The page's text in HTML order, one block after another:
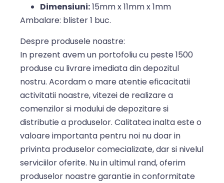
Dimensiuni:15mm x 11mm x 1mm
Ambalare: blister 1 buc.
Despre produsele noastre:
In prezent avem un portofoliu cu peste 1500
produse cu livrare imediata din depozitul
nostru. Acordam o mare atentie eficacitatii
activitatii noastre, vitezei de realizare a
comenzilor si modului de depozitare si
distributie a produselor. Calitatea inalta este o
valoare importanta pentru noi nu doar in
privinta produselor comecializate, dar si nivelul
serviciilor oferite. Nu in ultimul rand, oferim
produselor noastre garantie in conformitate